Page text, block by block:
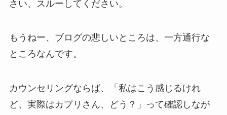
さい、スルーしてください。
もうねー、ブログの悲しいところは、一方通行な
ところなんです。
カウンセリングならば、「私はこう感じるけれ
ど、実際はカプリさん、どう？」って確認しなが